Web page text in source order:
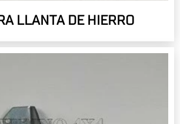
LLANTA DE HIERRO